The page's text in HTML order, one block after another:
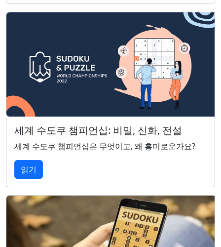
세계 수도쿠 챔피언십: 비밀, 신화, 전설
세계 수도쿠 챔피언십은 무엇이고, 왜 흥미로운가요?
읽기